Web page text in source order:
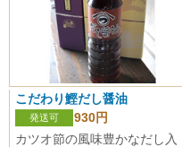
こだわり鰹だし醤油
発送可
930円
カツオ節の風味豊かなだし入